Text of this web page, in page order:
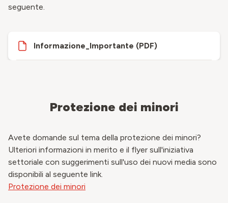
seguente.
Informazione_Importante (PDF)
Protezione dei minori
Avete domande sul tema della protezione dei minori?
Ulteriori informazioni in merito e il flyer sull'iniziativa
settoriale con suggerimenti sull'uso dei nuovi media sono
disponibili al seguente link.
Protezione dei minori